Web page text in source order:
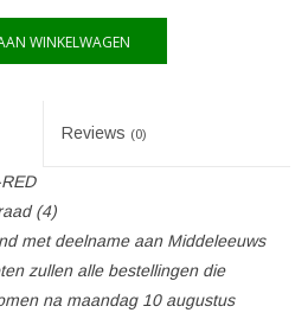
WINKELWAGEN
Reviews (0)
(4)
met deelname aan Middeleeuws
zullen alle bestellingen die
na maandag 10 augustus